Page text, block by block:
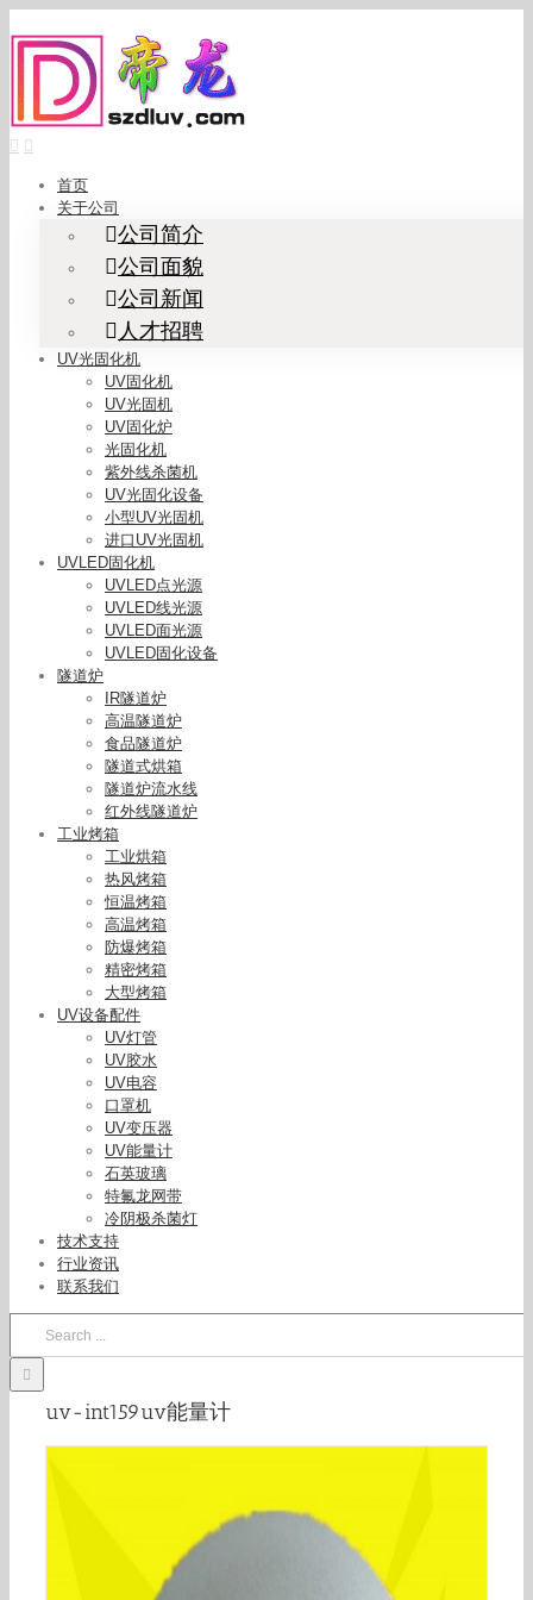
to
content
首页
关于公司
公司简介
公司面貌
公司新闻
人才招聘
UV光固化机
UV固化机
UV光固机
UV固化炉
光固化机
紫外线杀菌机
UV光固化设备
小型UV光固机
进口UV光固机
UVLED固化机
UVLED点光源
UVLED线光源
UVLED面光源
UVLED固化设备
隧道炉
IR隧道炉
高温隧道炉
食品隧道炉
隧道式烘箱
隧道炉流水线
红外线隧道炉
工业烤箱
工业烘箱
热风烤箱
恒温烤箱
高温烤箱
防爆烤箱
精密烤箱
大型烤箱
UV设备配件
UV灯管
UV胶水
UV电容
口罩机
UV变压器
UV能量计
石英玻璃
特氟龙网带
冷阴极杀菌灯
技术支持
行业资讯
联系我们
uv-int159uv能量计
增强型uv能量计_供应增强型uv能量计uv能量+uv